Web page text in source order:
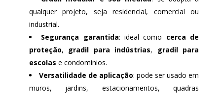
qualquer projeto, seja residencial, comercial ou
industrial.
Segurança garantida: ideal como cerca de
proteção, gradil para indústrias, gradil para
escolas e condomínios.
Versatilidade de aplicação: pode ser usado em
muros, jardins, estacionamentos, quadras